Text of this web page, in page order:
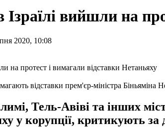
Ізраїлі вийшли на
2020, 10:08
відставки прем'єр-міністра Біньяміна
Тель-Авіві та інших
у корупції, критикують за